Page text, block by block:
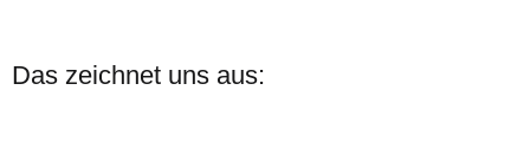
Das zeichnet uns aus: